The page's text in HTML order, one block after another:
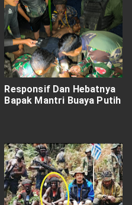
Responsif Dan Hebatnya
Bapak Mantri Buaya Putih